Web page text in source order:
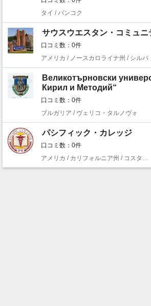
タイ / バンコク
サウスウエスタン・コミュ
口コミ数：0件
アメリカ / ノースカロライナ州 / シルバ
Великотърновски
Кирил и Методий“
口コミ数：0件
ブルガリア / ヴェリコ・タルノヴォ
パシフィック・カレッジ
口コミ数：0件